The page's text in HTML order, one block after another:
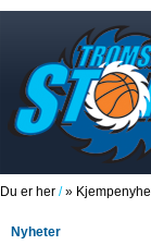
Du er her /»
Nyheter